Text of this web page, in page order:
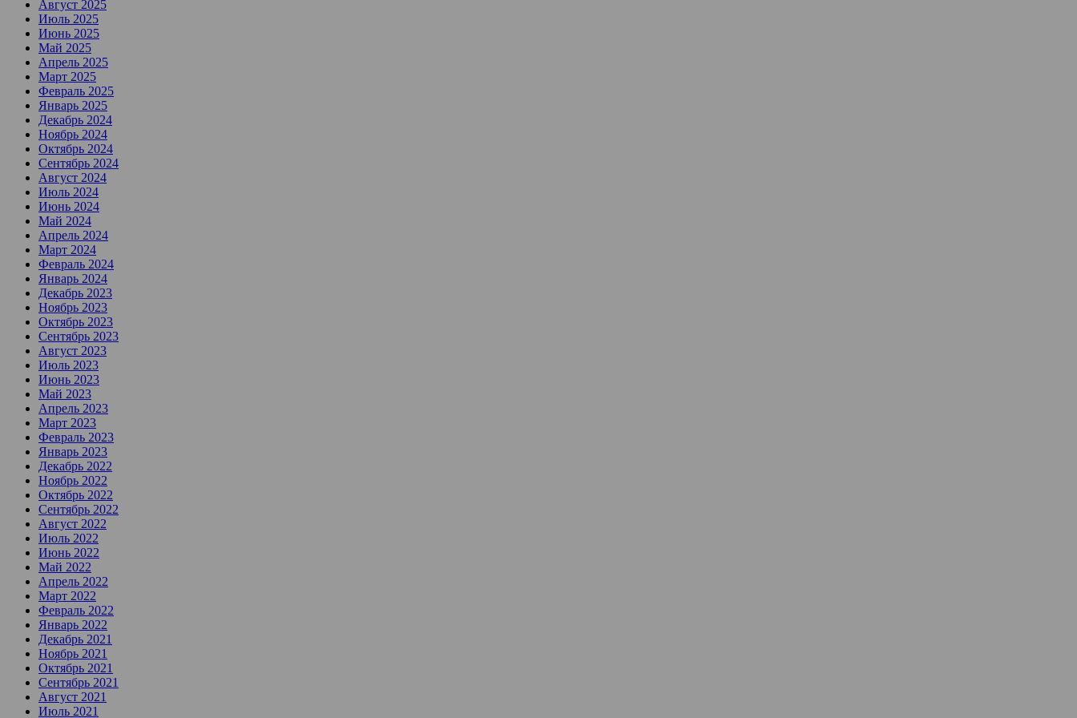
Август 2025
Июль 2025
Июнь 2025
Май 2025
Апрель 2025
Март 2025
Февраль 2025
Январь 2025
Декабрь 2024
Ноябрь 2024
Октябрь 2024
Сентябрь 2024
Август 2024
Июль 2024
Июнь 2024
Май 2024
Апрель 2024
Март 2024
Февраль 2024
Январь 2024
Декабрь 2023
Ноябрь 2023
Октябрь 2023
Сентябрь 2023
Август 2023
Июль 2023
Июнь 2023
Май 2023
Апрель 2023
Март 2023
Февраль 2023
Январь 2023
Декабрь 2022
Ноябрь 2022
Октябрь 2022
Сентябрь 2022
Август 2022
Июль 2022
Июнь 2022
Май 2022
Апрель 2022
Март 2022
Февраль 2022
Январь 2022
Декабрь 2021
Ноябрь 2021
Октябрь 2021
Сентябрь 2021
Август 2021
Июль 2021